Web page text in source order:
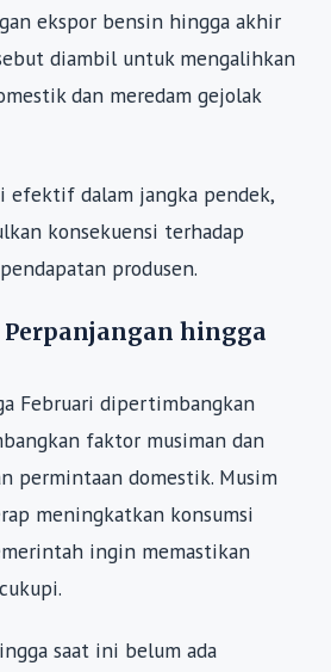
ekspor bensin hingga akhir
diambil untuk mengalihkan
dan meredam gejolak
efektif dalam jangka pendek,
konsekuensi terhadap
produsen.
hingga
Februari dipertimbangkan
faktor musiman dan
permintaan domestik. Musim
meningkatkan konsumsi
ingin memastikan
saat ini belum ada